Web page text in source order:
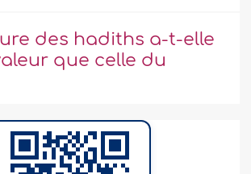
des hadiths a-t-elle
que celle du